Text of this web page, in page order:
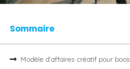
Sommaire
Modèle d’affaires créatif pour